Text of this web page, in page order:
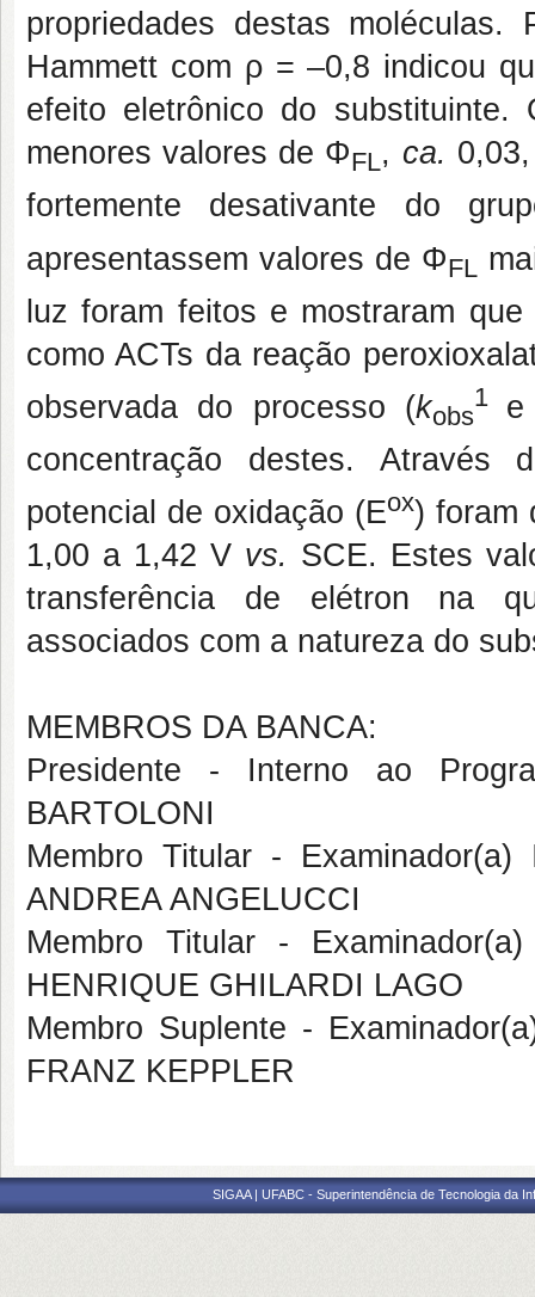
propriedades destas
Hammett com ρ = –0,8 indicou
efeito eletrônico do substituinte.
menores valores de ΦFL, ca.
fortemente desativante do
apresentassem valores de ΦFL
luz foram feitos e mostraram
como ACTs da reação
observada do processo (kobs
1
concentração destes. Através
potencial de oxidação (Eox) foram
1,00 a 1,42 V vs. SCE. Estes
transferência de elétron na
associados com a natureza do
MEMBROS DA BANCA:
Presidente - Interno ao
BARTOLONI
Membro Titular -
ANDREA ANGELUCCI
Membro Titular -
HENRIQUE GHILARDI LAGO
Membro Suplente -
FRANZ KEPPLER
SIGAA | UFABC - Superintendência de Tecnologia da